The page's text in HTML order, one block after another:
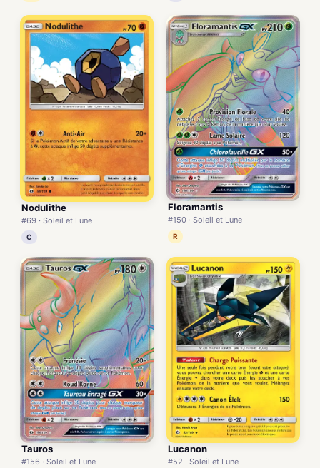
Nodulithe
#69 · Soleil et Lune
C
Floramantis
#150 · Soleil et Lune
R
Tauros
#156 · Soleil et Lune
Lucanon
#52 · Soleil et Lune